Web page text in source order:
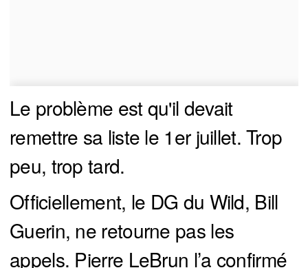
Le problème est qu'il devait
remettre sa liste le 1er juillet. Trop
peu, trop tard.
Officiellement, le DG du Wild, Bill
Guerin, ne retourne pas les
appels. Pierre LeBrun l’a confirmé